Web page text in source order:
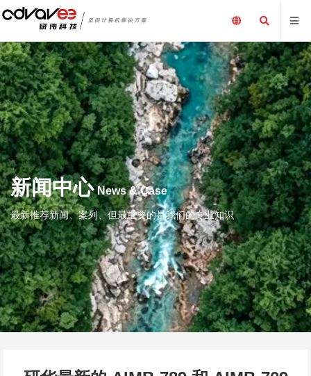
新闻中心 News & Case
最新推荐新闻、案列、但最重要的是我们的专业知识